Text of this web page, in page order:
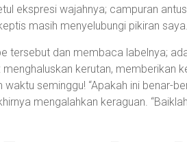
ekspresi wajahnya; campuran
masih menyelubungi pikiran saya.
tersebut dan membaca labelnya;
menghaluskan kerutan, memberikan
seminggu! “Apakah ini benar-
mengalahkan keraguan.